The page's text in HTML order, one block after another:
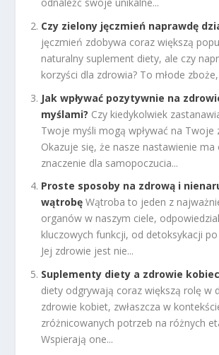
Czy zielony jęczmień naprawdę
jęczmień zdobywa coraz większą
naturalny suplement diety, ale czy
korzyści dla zdrowia? To młode
Jak wpływać pozytywnie na
myślami? Czy kiedykolwiek
Twoje myśli mogą wpływać na Twoje
Okazuje się, że nasze nastawienie
znaczenie dla samopoczucia...
Proste sposoby na zdrową i
wątrobę Wątroba to jeden z
organów w naszym ciele,
kluczowych funkcji, od detoksykacji
Jej zdrowie jest nie...
Suplementy diety a zdrowie
diety odgrywają coraz większą rolę w
zdrowie kobiet, zwłaszcza w
zróżnicowanych potrzeb na różnych
Wspierają one...